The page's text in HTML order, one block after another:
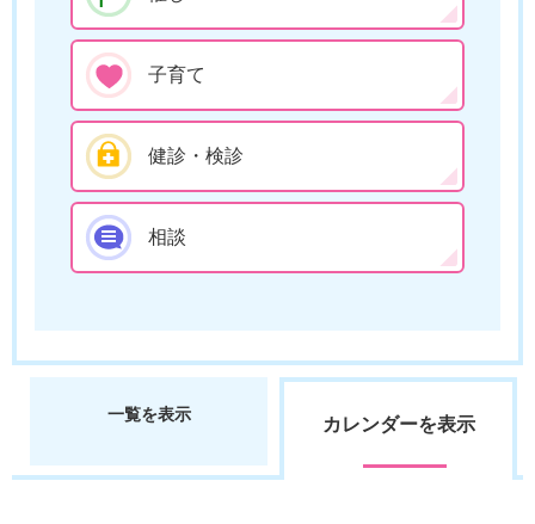
子育て
健診・検診
相談
一覧を表示 カレンダーを表示